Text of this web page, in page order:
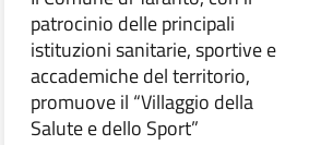
patrocinio delle principali
istituzioni sanitarie, sportive e
accademiche del territorio,
promuove il “Villaggio della
Salute e dello Sport”